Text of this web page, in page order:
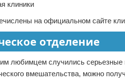
на официальном сайте
отделение
любимцем случились серьезные
вмешательства, можно